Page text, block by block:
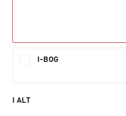
kan anvendes mere bredt. Den
lettilgængeligt sprog med
kan læses fra ende til anden
opslagsbog.
I-BOG
I ALT